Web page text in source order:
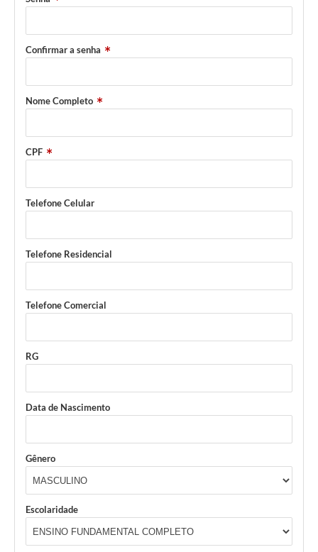
Contas Públicas
Editais
Telefones Úteis
Agenda
SIC
Diário Oficial
Confirmar a senha
Nome Completo
CPF
Telefone Celular
Telefone Residencial
Telefone Comercial
RG
Data de Nascimento
Gênero
Escolaridade